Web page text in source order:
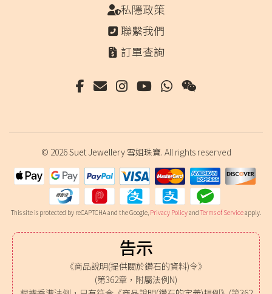
私隱政策
聯繫我們
訂單查詢
© 2026Suet Jewellery 雪姐珠寶. All rights reserved
This site is protected by reCAPTCHA and the Google, Privacy Policyand Terms of Serviceapply.
告示
《商品說明(提供關於鑽石的資料)令》
(第362章，附屬法例N)